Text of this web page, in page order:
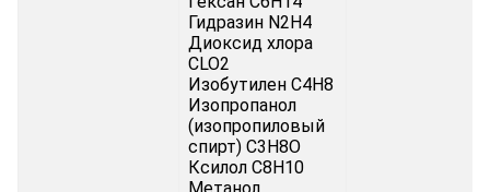
Гидразин N2H4
Диоксид хлора
CLO2
Изобутилен C4H8
Изопропанол
(изопропиловый
спирт) C3H8O
Ксилол C8H10